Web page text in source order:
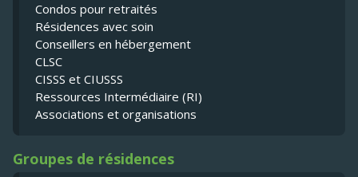
Condos pour retraités
Résidences avec soin
Conseillers en hébergement
CLSC
CISSS et CIUSSS
Ressources Intermédiaire (RI)
Associations et organisations
Groupes de résidences